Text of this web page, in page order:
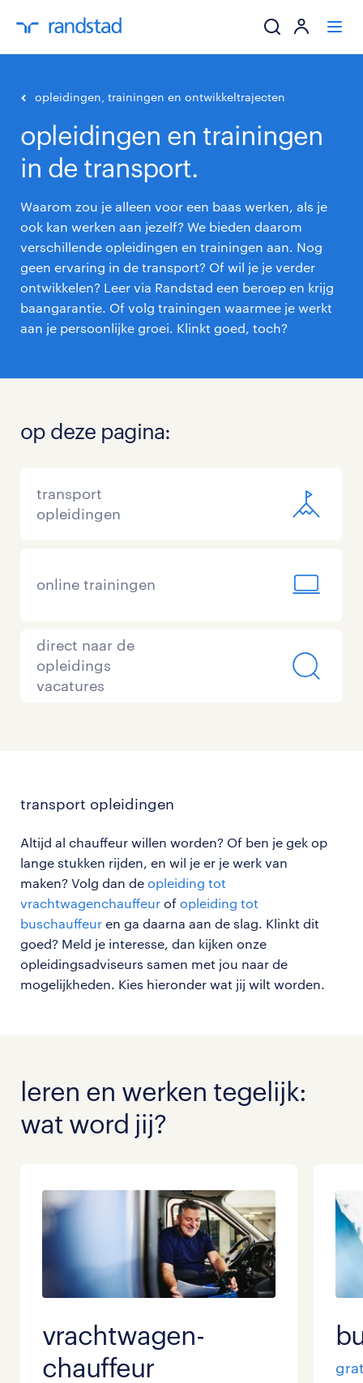
ik zoek een
werkgevers
over randstad
opleidingen, trainingen en ontwikkeltrajecten
opleidingen en trainingen
in de transport.
Waarom zou je alleen voor een baas werken, als je
ook kan werken aan jezelf? We bieden daarom
verschillende opleidingen en trainingen aan. Nog
geen ervaring in de transport? Of wil je je verder
ontwikkelen? Leer via Randstad een beroep en krijg
baangarantie. Of volg trainingen waarmee je werkt
aan je persoonlijke groei. Klinkt goed, toch?
op deze pagina:
transport
opleidingen
online trainingen
direct naar de
opleidings
vacatures
transport opleidingen
Altijd al chauffeur willen worden? Of ben je gek op
lange stukken rijden, en wil je er je werk van
maken? Volg dan de opleiding tot
vrachtwagenchauffeur of opleiding tot
buschauffeur en ga daarna aan de slag. Klinkt dit
goed? Meld je interesse, dan kijken onze
opleidingsadviseurs samen met jou naar de
mogelijkheden. Kies hieronder wat jij wilt worden.
leren en werken tegelijk:
wat word jij?
vrachtwagen-
chauffeur